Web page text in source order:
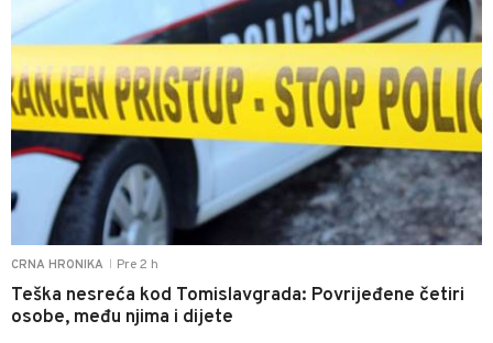
CRNA HRONIKA Pre 2 h
Teška nesreća kod Tomislavgrada: Povrijeđene četiri
osobe, među njima i dijete